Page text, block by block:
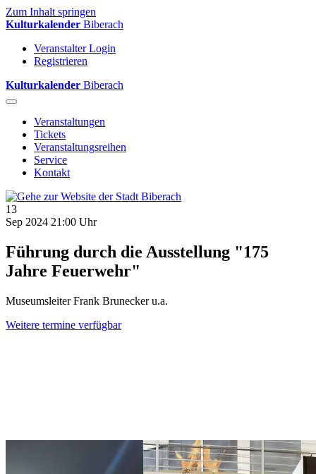
Zum Inhalt springen
Kulturkalender Biberach
Veranstalter Login
Registrieren
Kulturkalender Biberach
Veranstaltungen
Tickets
Veranstaltungsreihen
Service
Kontakt
13
Sep 2024 21:00 Uhr
Führung durch die Ausstellung "175
Jahre Feuerwehr"
Museumsleiter Frank Brunecker u.a.
Weitere termine verfügbar